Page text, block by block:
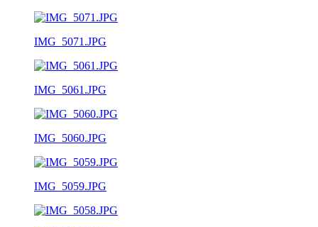
IMG_5071.JPG
IMG_5061.JPG
IMG_5060.JPG
IMG_5059.JPG